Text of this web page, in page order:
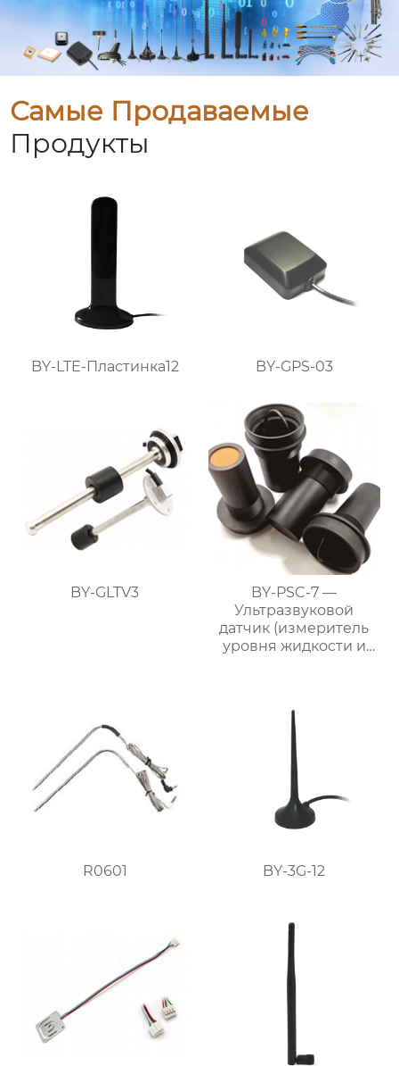
Самые Продаваемые
Продукты
BY-LTE-Пластинка12 BY-GPS-03
BY-GLTV3
BY-PSC-7 —
Ультразвуковой
датчик (измеритель
уровня жидкости и
R0601 BY-3G-12